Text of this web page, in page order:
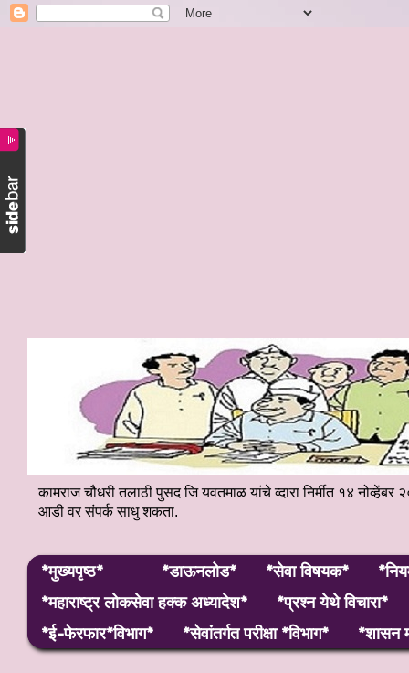
कामराज चौधरी तलाठी पुसद जि यवतमाळ यांचे व्दारा निर्मीत १४
आडी वर संपर्क साधु शकता.
*मुख्यपृष्ठ* *डाऊनलोड* *सेवा विषयक*
*महाराष्ट्र लाेकसेवा हक्क अध्यादेश*
*प्रश्न येथे विचारा*
*ई-फेरफार*विभाग*
*सेवांतर्गत परीक्षा *विभाग* *शासन